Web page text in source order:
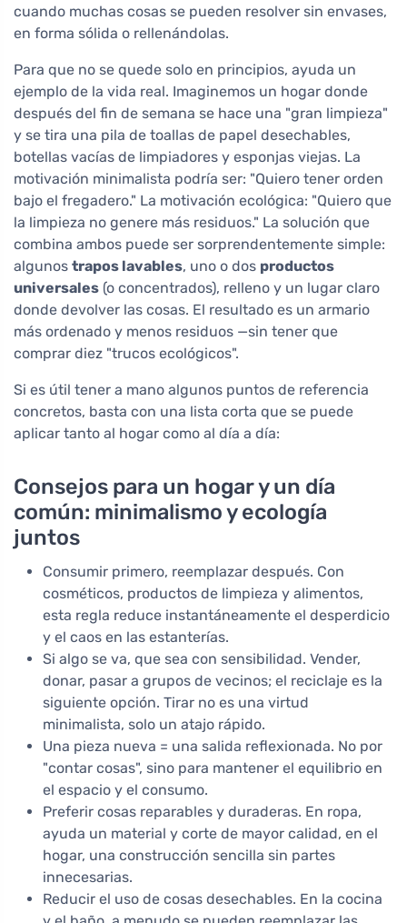
cuando muchas cosas se pueden resolver sin envases,
en forma sólida o rellenándolas.
Para que no se quede solo en principios, ayuda un
ejemplo de la vida real. Imaginemos un hogar donde
después del fin de semana se hace una "gran limpieza"
y se tira una pila de toallas de papel desechables,
botellas vacías de limpiadores y esponjas viejas. La
motivación minimalista podría ser: "Quiero tener orden
bajo el fregadero." La motivación ecológica: "Quiero que
la limpieza no genere más residuos." La solución que
combina ambos puede ser sorprendentemente simple:
algunos trapos lavables, uno o dos productos
universales (o concentrados), relleno y un lugar claro
donde devolver las cosas. El resultado es un armario
más ordenado y menos residuos —sin tener que
comprar diez "trucos ecológicos".
Si es útil tener a mano algunos puntos de referencia
concretos, basta con una lista corta que se puede
aplicar tanto al hogar como al día a día:
Consejos para un hogar y un día
común: minimalismo y ecología
juntos
Consumir primero, reemplazar después. Con
cosméticos, productos de limpieza y alimentos,
esta regla reduce instantáneamente el desperdicio
y el caos en las estanterías.
Si algo se va, que sea con sensibilidad. Vender,
donar, pasar a grupos de vecinos; el reciclaje es la
siguiente opción. Tirar no es una virtud
minimalista, solo un atajo rápido.
Una pieza nueva = una salida reflexionada. No por
"contar cosas", sino para mantener el equilibrio en
el espacio y el consumo.
Preferir cosas reparables y duraderas. En ropa,
ayuda un material y corte de mayor calidad, en el
hogar, una construcción sencilla sin partes
innecesarias.
Reducir el uso de cosas desechables. En la cocina